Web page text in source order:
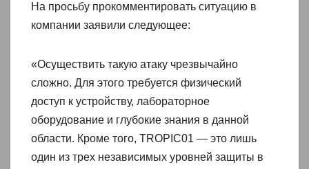
На просьбу прокомментировать ситуацию в
компании заявили следующее:
«Осуществить такую атаку чрезвычайно
сложно. Для этого требуется физический
доступ к устройству, лабораторное
оборудование и глубокие знания в данной
области. Кроме того, TROPIC01 — это лишь
один из трех независимых уровней защиты в